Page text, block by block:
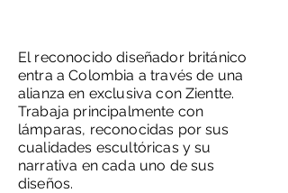
El reconocido diseñador británico
entra a Colombia a través de una
alianza en exclusiva con Zientte.
Trabaja principalmente con
lámparas, reconocidas por sus
cualidades escultóricas y su
narrativa en cada uno de sus
diseños.